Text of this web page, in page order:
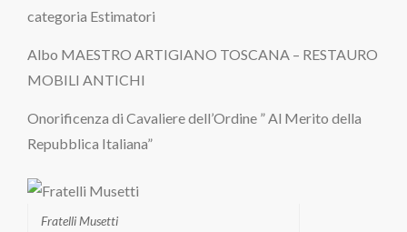
categoria Estimatori
Albo MAESTRO ARTIGIANO TOSCANA – RESTAURO
MOBILI ANTICHI
Onorificenza di Cavaliere dell’Ordine ” Al Merito della
Repubblica Italiana”
Fratelli Musetti